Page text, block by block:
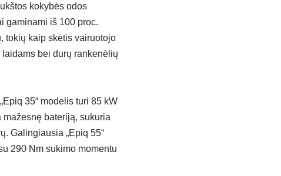
kokybės odos
gaminami iš 100 proc.
tokių kaip skėtis vairuotojo
bei durų rankenėlių
35“ modelis turi 85 kW
bateriją, sukuria
Galingiausia „Epiq 55“
290 Nm sukimo momentu